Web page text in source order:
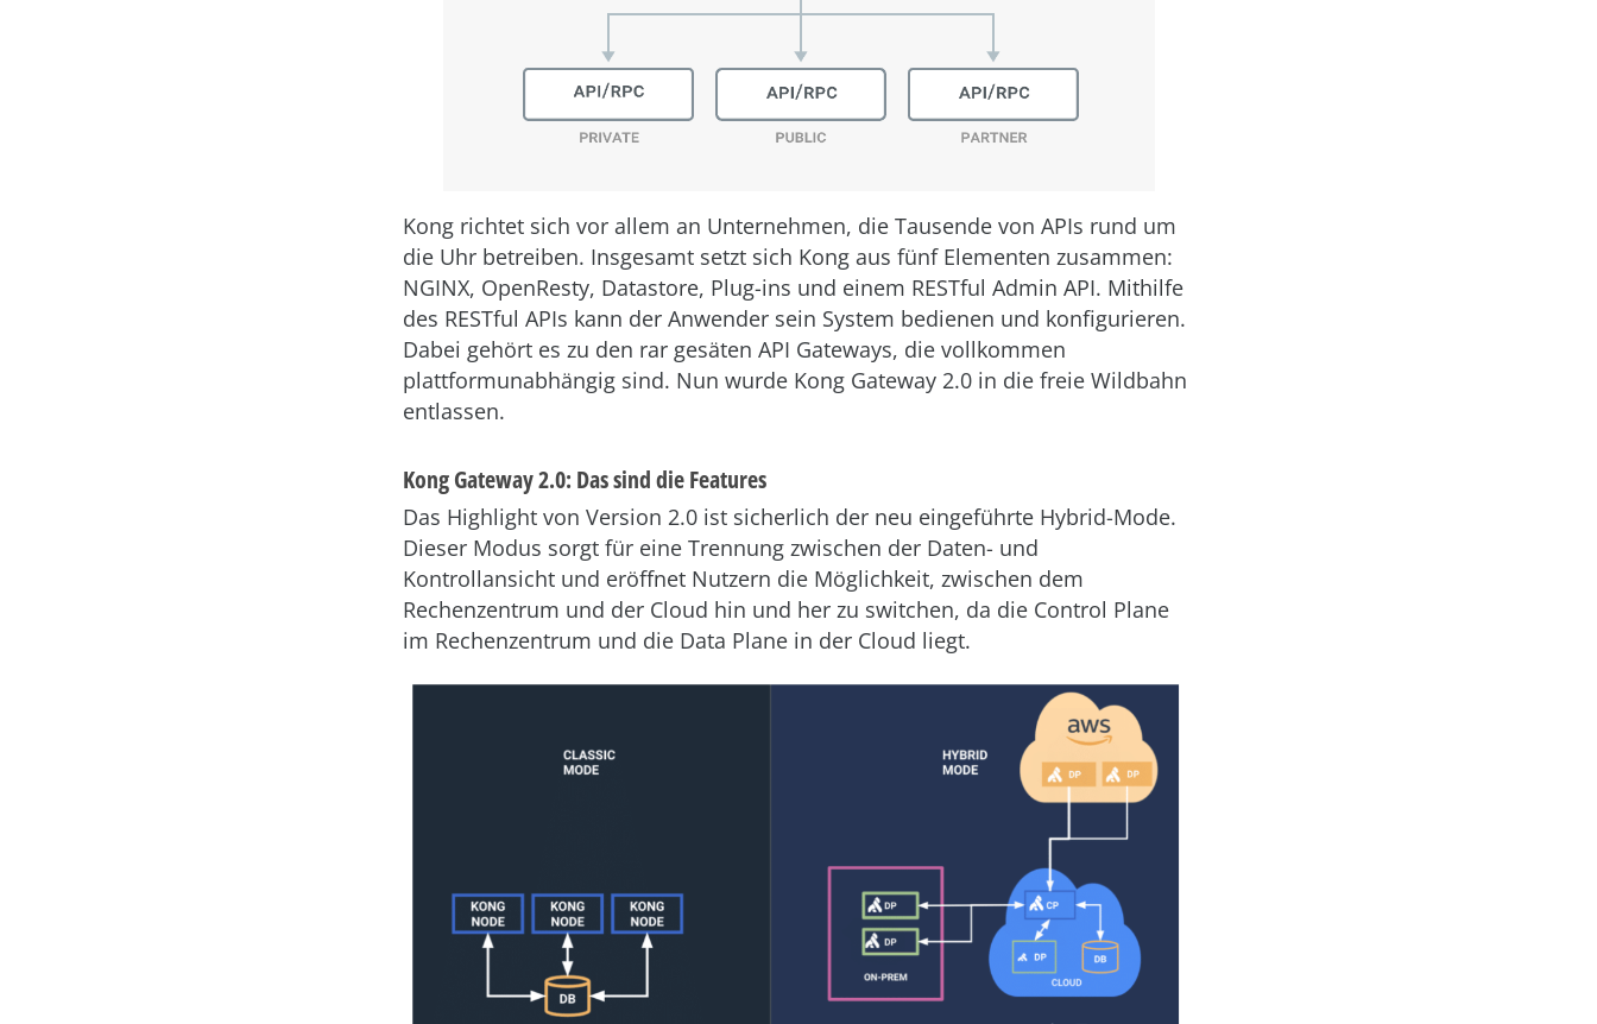
Kong richtet sich vor allem an Unternehmen, die Tausende von APIs rund um
die Uhr betreiben. Insgesamt setzt sich Kong aus fünf Elementen zusammen:
NGINX, OpenResty, Datastore, Plug-ins und einem RESTful Admin API. Mithilfe
des RESTful APIs kann der Anwender sein System bedienen und konfigurieren.
Dabei gehört es zu den rar gesäten API Gateways, die vollkommen
plattformunabhängig sind. Nun wurde Kong Gateway 2.0 in die freie Wildbahn
entlassen.
Kong Gateway 2.0: Das sind die Features
Das Highlight von Version 2.0 ist sicherlich der neu eingeführte Hybrid-Mode.
Dieser Modus sorgt für eine Trennung zwischen der Daten- und
Kontrollansicht und eröffnet Nutzern die Möglichkeit, zwischen dem
Rechenzentrum und der Cloud hin und her zu switchen, da die Control Plane
im Rechenzentrum und die Data Plane in der Cloud liegt.